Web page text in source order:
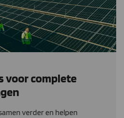
voor complete
verder en helpen